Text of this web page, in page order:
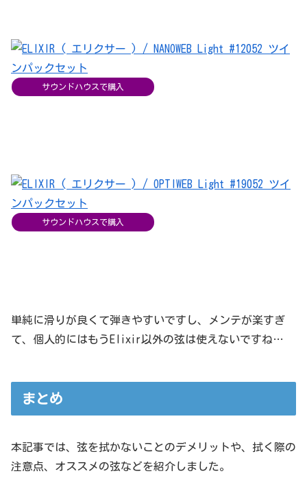
サウンドハウスで購入
サウンドハウスで購入
単純に滑りが良くて弾きやすいですし、メンテが楽すぎ
て、個人的にはもうElixir以外の弦は使えないですね…
まとめ
本記事では、弦を拭かないことのデメリットや、拭く際の
注意点、オススメの弦などを紹介しました。